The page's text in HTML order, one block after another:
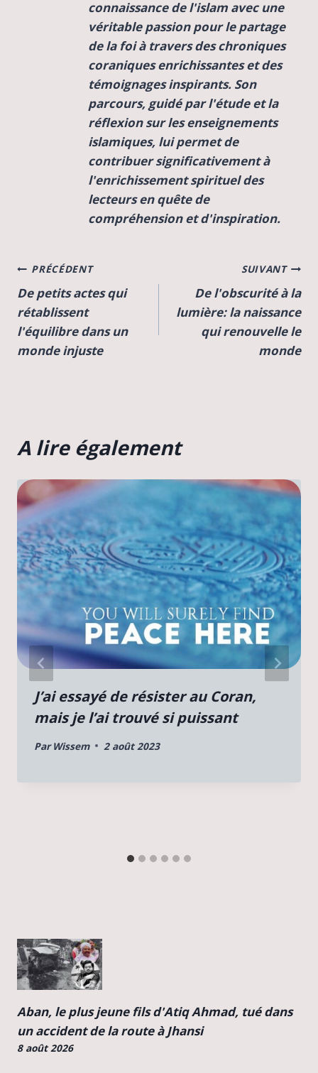
connaissance de l'islam avec une
véritable passion pour le partage
de la foi à travers des chroniques
coraniques enrichissantes et des
témoignages inspirants. Son
parcours, guidé par l'étude et la
réflexion sur les enseignements
islamiques, lui permet de
contribuer significativement à
l'enrichissement spirituel des
lecteurs en quête de
compréhension et d'inspiration.
Navigation
de
l’article
PRÉCÉDENT
De petits actes qui
rétablissent
l'équilibre dans un
monde injuste
SUIVANT
De l'obscurité à la
lumière: la naissance
qui renouvelle le
monde
A lire également
J’ai essayé de résister au Coran,
mais je l’ai trouvé si puissant
Par Wissem 2 août 2023
Aban, le plus jeune fils d'Atiq Ahmad, tué dans
un accident de la route à Jhansi
8 août 2026